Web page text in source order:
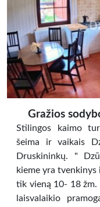
Gražios
Stilingos kaimo
šeima ir vaikais
Druskininkų. "
kieme yra
tik vieną 10- 18 žm.
laisvalaikio